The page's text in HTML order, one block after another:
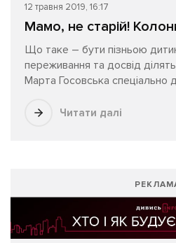
12 травня 2019, 16:17
Мамо, не старій!
Що таке – бути пізньою
переживання та досвід
Марта Госовська спеціально
Читати далі